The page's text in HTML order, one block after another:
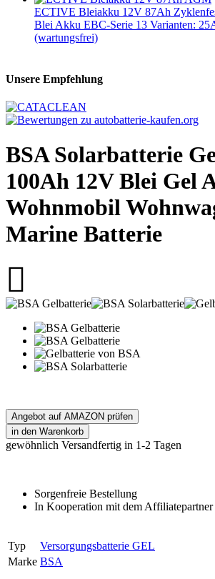
ECTIVE Bleiakku 12V 87Ah
Blei Akku EBC-Serie 13 Varianten:
(wartungsfrei)
Unsere Empfehlung
BSA Solarbatterie
100Ah 12V Blei Gel
Wohnmobil
Marine Batterie
Angebot auf AMAZON prüfen
gewöhnlich Versandfertig in 1-2 Tagen
Sorgenfreie Bestellung
In Kooperation mit dem Affiliatepartner
Typ
Versorgungsbatterie GEL
Marke BSA